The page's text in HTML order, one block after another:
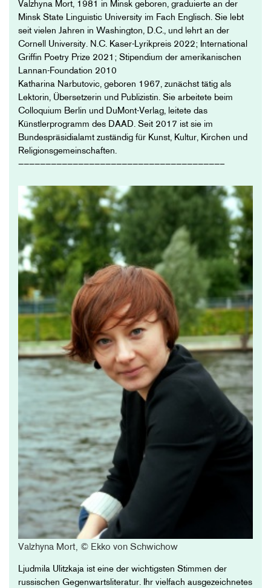
Valzhyna Mort, 1981 in Minsk geboren, graduierte an der
Minsk State Linguistic University im Fach Englisch. Sie lebt
seit vielen Jahren in Washington, D.C., und lehrt an der
Cornell University. N.C. Kaser-Lyrikpreis 2022; International
Griffin Poetry Prize 2021; Stipendium der amerikanischen
Lannan-Foundation 2010
Katharina Narbutovic, geboren 1967, zunächst tätig als
Lektorin, Übersetzerin und Publizistin. Sie arbeitete beim
Colloquium Berlin und DuMont-Verlag, leitete das
Künstlerprogramm des DAAD. Seit 2017 ist sie im
Bundespräsidialamt zuständig für Kunst, Kultur, Kirchen und
Religionsgemeinschaften.
—————————————————————————————————————–
Valzhyna Mort, © Ekko von Schwichow
Ljudmila Ulitzkaja ist eine der wichtigsten Stimmen der
russischen Gegenwartsliteratur. Ihr vielfach ausgezeichnetes